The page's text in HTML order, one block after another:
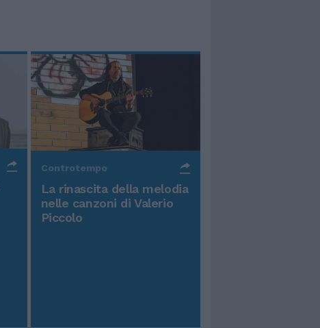
Controtempo
La rinascita della melodia
nelle canzoni di Valerio
Piccolo